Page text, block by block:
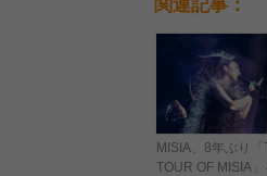
関連記事：
MISIA、8年ぶり「
TOUR OF MISIA」